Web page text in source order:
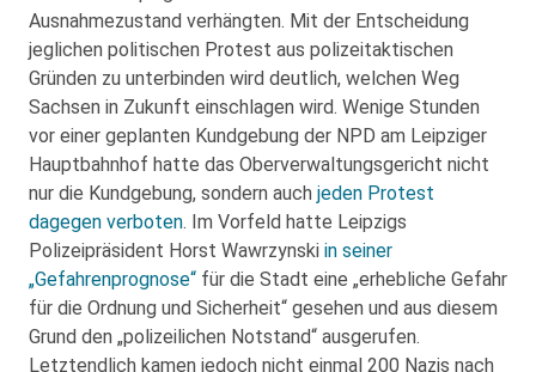
Ausnahmezustand verhängten. Mit der Entscheidung
jeglichen politischen Protest aus polizeitaktischen
Gründen zu unterbinden wird deutlich, welchen Weg
Sachsen in Zukunft einschlagen wird. Wenige Stunden
vor einer geplanten Kundgebung der NPD am Leipziger
Hauptbahnhof hatte das Oberverwaltungsgericht nicht
nur die Kundgebung, sondern auch jeden Protest
dagegen verboten. Im Vorfeld hatte Leipzigs
Polizeipräsident Horst Wawrzynski in seiner
„Gefahrenprognose“ für die Stadt eine „erhebliche Gefahr
für die Ordnung und Sicherheit“ gesehen und aus diesem
Grund den „polizeilichen Notstand“ ausgerufen.
Letztendlich kamen jedoch nicht einmal 200 Nazis nach